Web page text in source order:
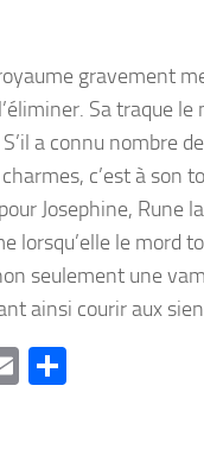
gravement
Sa traque
S’il a connu nombre
c’est à son
Josephine, Rune
lorsqu’elle le mord
seulement une
ainsi courir aux
Email